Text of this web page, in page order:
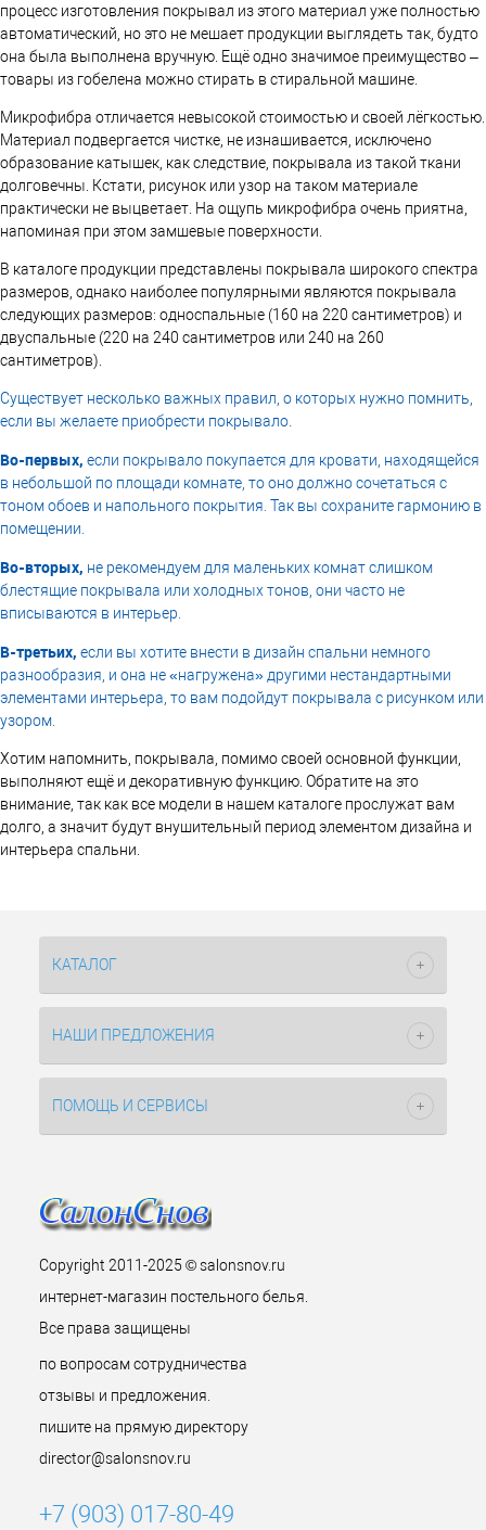
процесс изготовления покрывал из этого материал уже полностью
автоматический, но это не мешает продукции выглядеть так, будто
она была выполнена вручную. Ещё одно значимое преимущество –
товары из гобелена можно стирать в стиральной машине.
Микрофибра отличается невысокой стоимостью и своей лёгкостью.
Материал подвергается чистке, не изнашивается, исключено
образование катышек, как следствие, покрывала из такой ткани
долговечны. Кстати, рисунок или узор на таком материале
практически не выцветает. На ощупь микрофибра очень приятна,
напоминая при этом замшевые поверхности.
В каталоге продукции представлены покрывала широкого спектра
размеров, однако наиболее популярными являются покрывала
следующих размеров: односпальные (160 на 220 сантиметров) и
двуспальные (220 на 240 сантиметров или 240 на 260
сантиметров).
Существует несколько важных правил, о которых нужно помнить,
если вы желаете приобрести покрывало
Во-первых, если покрывало покупается для кровати, находящейся
в небольшой по площади комнате, то оно должно сочетаться с
тоном обоев и напольного покрытия. Так вы сохраните гармонию в
помещении.
Во-вторых, не рекомендуем для маленьких комнат слишком
блестящие покрывала или холодных тонов, они часто не
вписываются в интерьер.
В-третьих, если вы хотите внести в дизайн спальни немного
разнообразия, и она не «нагружена» другими нестандартными
элементами интерьера, то вам подойдут покрывала с рисунком или
узором.
Хотим напомнить, покрывала, помимо своей основной функции,
выполняют ещё и декоративную функцию. Обратите на это
внимание, так как все модели в нашем каталоге прослужат вам
долго, а значит будут внушительный период элементом дизайна и
интерьера спальни.
КАТАЛОГ
НАШИ ПРЕДЛОЖЕНИЯ
ПОМОЩЬ И СЕРВИСЫ
Copyright 2011-2025 © salonsnov.ru
интернет-магазин постельного белья.
Все права защищены
по вопросам сотрудничества
отзывы и предложения.
пишите на прямую директору
director@salonsnov.ru
+7 (903) 017-80-49